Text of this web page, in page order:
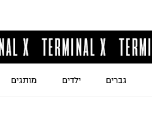
גברים ילדים מותגים